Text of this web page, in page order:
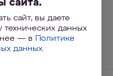
сайта.
сайт, вы даете
технических данных
— в
Политике
данных.